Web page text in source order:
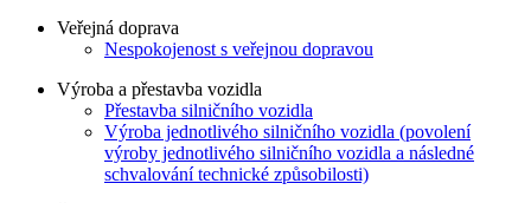
Veřejná doprava
Nespokojenost s veřejnou dopravou
Výroba a přestavba vozidla
Přestavba silničního vozidla
Výroba jednotlivého silničního vozidla (povolení
výroby jednotlivého silničního vozidla a následné
schvalování technické způsobilosti)